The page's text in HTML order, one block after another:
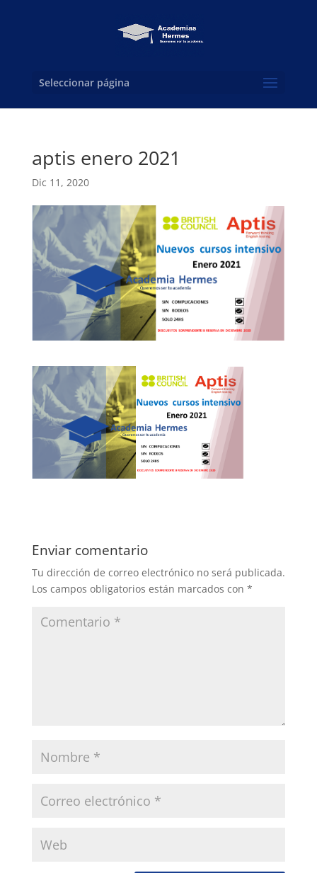
Seleccionar página
aptis enero 2021
Dic 11, 2020
Enviar comentario
Tu dirección de correo electrónico no será publicada.
Los campos obligatorios están marcados con *